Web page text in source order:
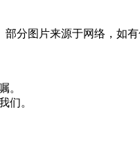
分图片来源于网络，如有
。
们。